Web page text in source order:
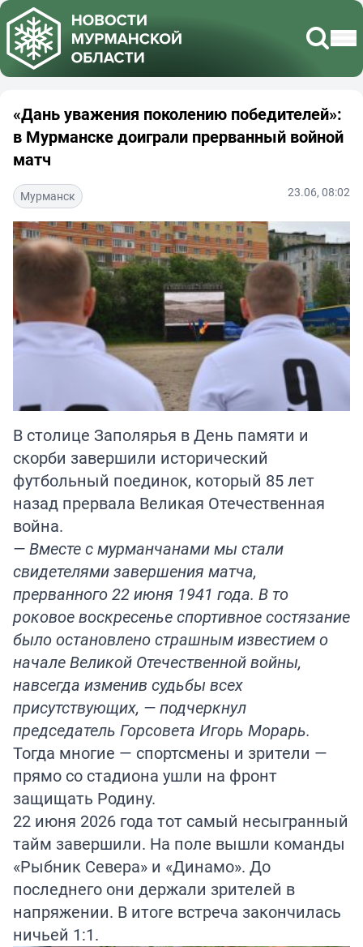
«Дань уважения поколению победителей»:
в Мурманске доиграли прерванный войной
матч
Мурманск 23.06, 08:02
В столице Заполярья в День памяти и
скорби завершили исторический
футбольный поединок, который 85 лет
назад прервала Великая Отечественная
война.
— Вместе с мурманчанами мы стали
свидетелями завершения матча,
прерванного 22 июня 1941 года. В то
роковое воскресенье спортивное состязание
было остановлено страшным известием о
начале Великой Отечественной войны,
навсегда изменив судьбы всех
присутствующих, — подчеркнул
председатель Горсовета Игорь Морарь.
Тогда многие — спортсмены и зрители —
прямо со стадиона ушли на фронт
защищать Родину.
22 июня 2026 года тот самый несыгранный
тайм завершили. На поле вышли команды
«Рыбник Севера» и «Динамо». До
последнего они держали зрителей в
напряжении. В итоге встреча закончилась
ничьей 1:1.